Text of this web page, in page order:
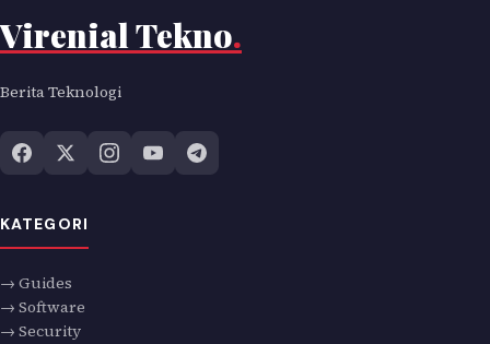
Virenial Tekno.
Berita Teknologi
KATEGORI
→ Guides
→ Software
→ Security